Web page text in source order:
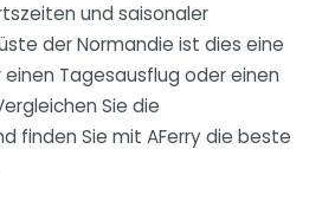
und saisonaler
der Normandie ist dies eine
Tagesausflug oder einen
Sie die
finden Sie mit AFerry die beste